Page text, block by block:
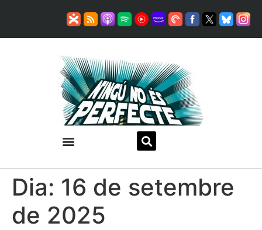
Dia: 16 de setembre
de 2025